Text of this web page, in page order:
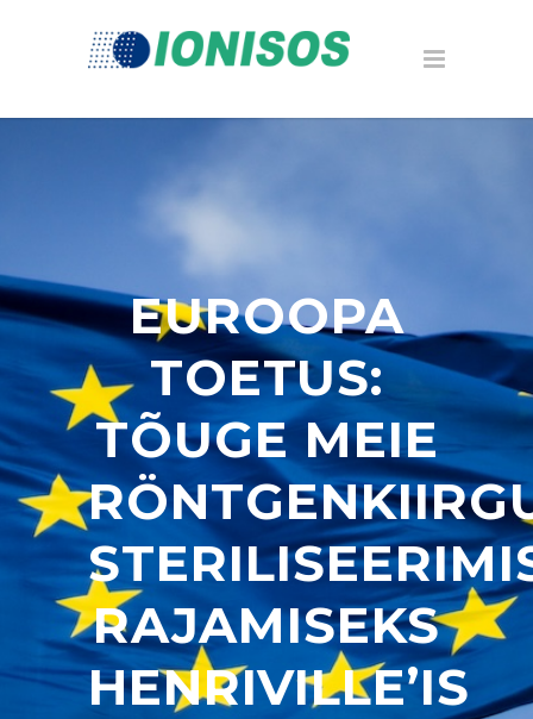
EUROOPA
TOETUS:
TÕUGE MEIE
RAJAMISEKS
HENRIVILLE’IS